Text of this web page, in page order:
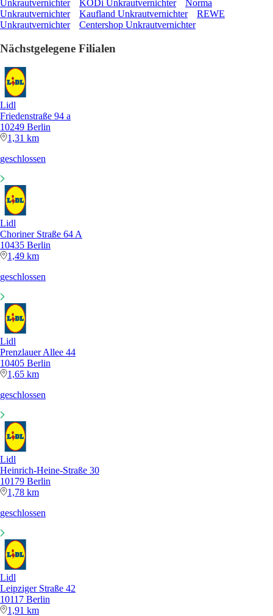
Unkrautvernichter
KODi Unkrautvernichter
Norma
Unkrautvernichter
Kaufland Unkrautvernichter
REWE
Unkrautvernichter
Centershop Unkrautvernichter
Nächstgelegene Filialen
Lidl
Friedenstraße 94 a
10249 Berlin
1,31 km
geschlossen
Lidl
Choriner Straße 64 A
10435 Berlin
1,49 km
geschlossen
Lidl
Prenzlauer Allee 44
10405 Berlin
1,65 km
geschlossen
Lidl
Heinrich-Heine-Straße 30
10179 Berlin
1,78 km
geschlossen
Lidl
Leipziger Straße 42
10117 Berlin
1,91 km